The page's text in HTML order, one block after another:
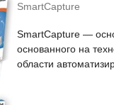
SmartCapture
SmartCapture —
основанного на
области